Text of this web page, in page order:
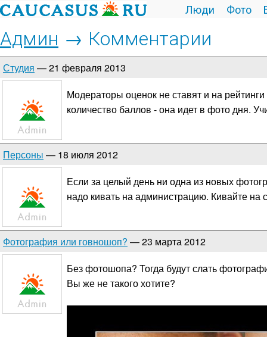
Люди Фото
Админ → Комментарии
Студия — 21 февраля 2013
Модераторы оценок не ставят и на
количество баллов - она идет в фото дня.
Персоны — 18 июля 2012
Если за целый день ни одна из новых
надо кивать на администрацию. Кивайте
Фотография или говношоп? — 23 марта 2012
Без фотошопа? Тогда будут слать
Вы же не такого хотите?